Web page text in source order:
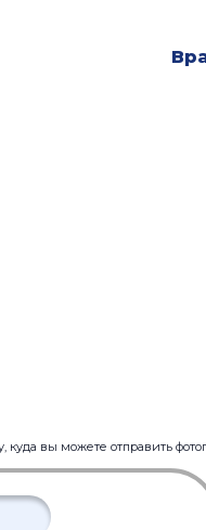
куда вы можете отправить